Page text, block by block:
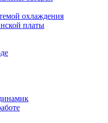
охлаждения
платы